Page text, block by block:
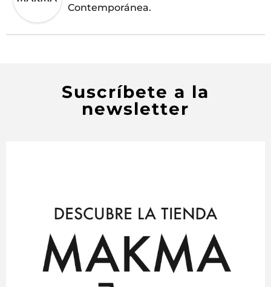
Contemporánea.
Suscríbete a la
newsletter